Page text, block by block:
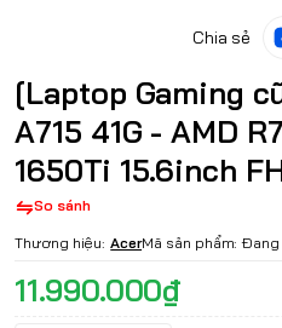
Chia sẻ
[Laptop Gaming
A715 41G - AMD
1650Ti 15.6inch
So sánh
Thương hiệu: AcerMã sản phẩm: Đang
11.990.000₫